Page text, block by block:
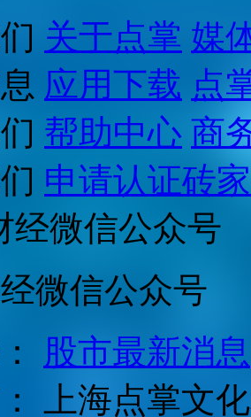
关于点掌 媒
应用下载 点
帮助中心 商
申请认证砖家
微信公众号
股市最新消息
上海点掌文